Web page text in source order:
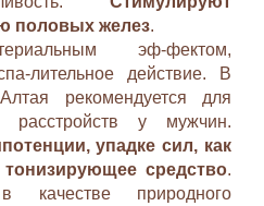
половых желез.
эф-фектом,
лительное действие. В
рекомендуется для
расстройств у мужчин.
упадке сил, как
средство.
качестве природного